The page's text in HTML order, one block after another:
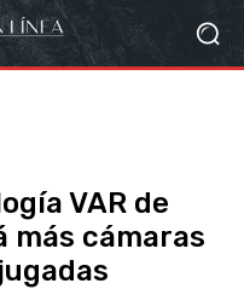
VAR de
más cámaras